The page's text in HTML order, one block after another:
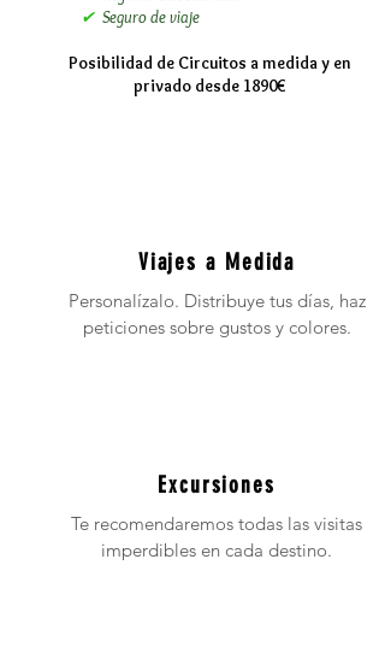
✔ Seguro de viaje
Posibilidad de Circuitos a medida y en
privado desde 1890€
Viajes a Medida
Personalízalo. Distribuye tus días, haz
peticiones sobre gustos y colores.
Excursiones
Te recomendaremos todas las visitas
imperdibles en cada destino.